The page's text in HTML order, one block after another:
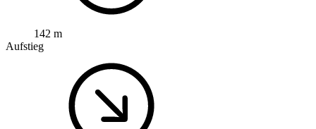
142 m
Aufstieg